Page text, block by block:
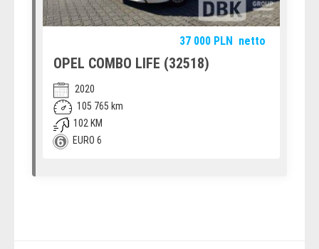
37 000 PLN netto
OPEL COMBO LIFE (32518)
2020
105 765 km
102 KM
EURO 6